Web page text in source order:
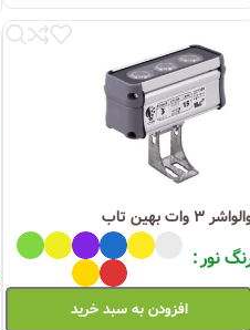
۳ وات بهین تاب
نور
افزودن به سبد خرید